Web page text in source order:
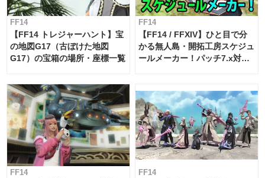
FF14
【FF14 トレジャーハント】宝
の地図G17（古ぼけた地図
G17）の宝箱の場所・座標一覧
FF14
【FF14 / FFXIV】ひと目で分
かる無人島・開拓工房スケジュ
ールメーカー！パッチ7.x対応
FF14 FF14